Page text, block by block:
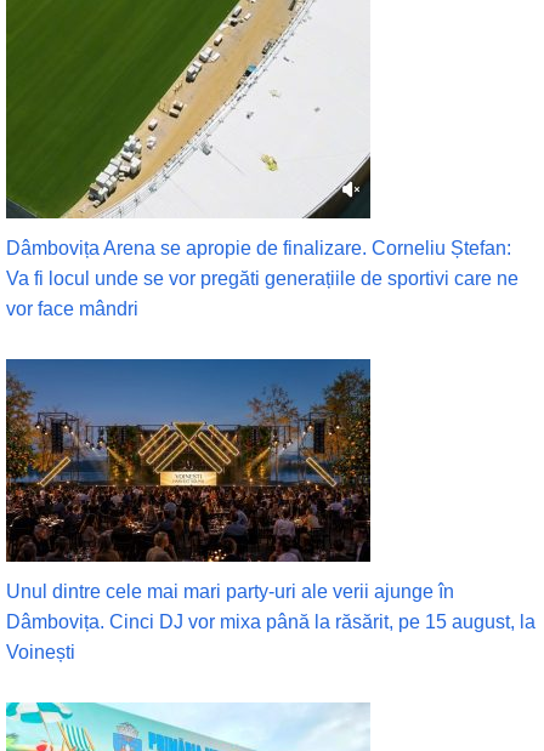
Dâmbovița Arena se apropie de finalizare. Corneliu Ștefan:
Va fi locul unde se vor pregăti generațiile de sportivi care ne
vor face mândri
Unul dintre cele mai mari party-uri ale verii ajunge în
Dâmbovița. Cinci DJ vor mixa până la răsărit, pe 15 august, la
Voinești